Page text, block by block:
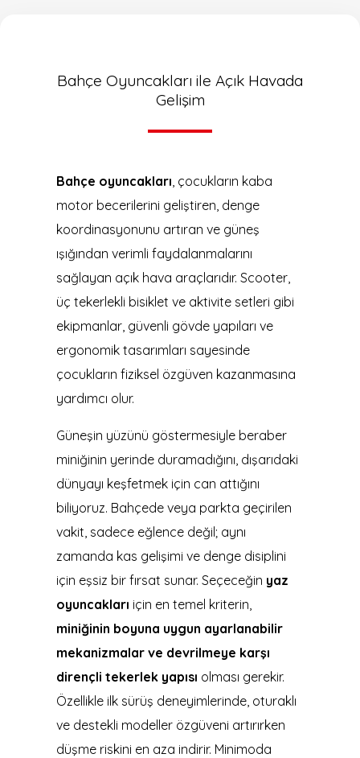
Bahçe Oyuncakları ile Açık Havada
Gelişim
Bahçe oyuncakları , çocukların kaba
motor becerilerini geliştiren, denge
koordinasyonunu artıran ve güneş
ışığından verimli faydalanmalarını
sağlayan açık hava araçlarıdır. Scooter,
üç tekerlekli bisiklet ve aktivite setleri gibi
ekipmanlar, güvenli gövde yapıları ve
ergonomik tasarımları sayesinde
çocukların fiziksel özgüven kazanmasına
yardımcı olur.
Güneşin yüzünü göstermesiyle beraber
miniğinin yerinde duramadığını, dışarıdaki
dünyayı keşfetmek için can attığını
biliyoruz. Bahçede veya parkta geçirilen
vakit, sadece eğlence değil; aynı
zamanda kas gelişimi ve denge disiplini
için eşsiz bir fırsat sunar. Seçeceğin yaz
oyuncakları için en temel kriterin,
miniğinin boyuna uygun ayarlanabilir
mekanizmalar ve devrilmeye karşı
dirençli tekerlek yapısı olması gerekir.
Özellikle ilk sürüş deneyimlerinde, oturaklı
ve destekli modeller özgüveni artırırken
düşme riskini en aza indirir. Minimoda